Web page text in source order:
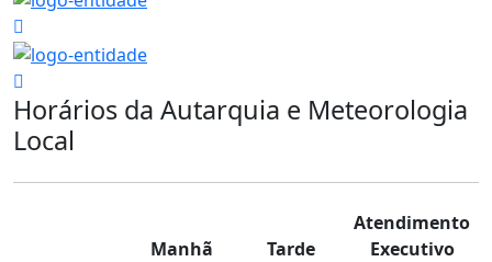
Horários da Autarquia e Meteorologia
Local
Manhã Tarde
Atendimento
Executivo